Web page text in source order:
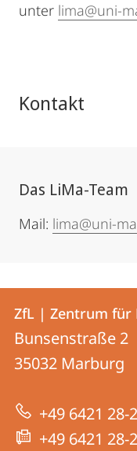
unter lima@uni-
Kontakt
Das LiMa-Team
Mail: lima@uni-
Kontakt
und
Informationen
zur
Website
ZfL
|
für
ZfL | Zentrum für
Bunsenstraße 2
35032 Marburg
+49 6421 28-
+49 6421 28-